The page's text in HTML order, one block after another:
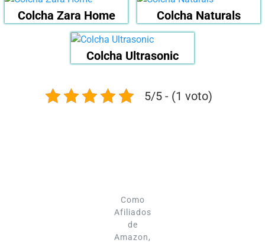
Colcha Zara Home Colcha Naturals
Colcha Ultrasonic
5/5 - (1 voto)
Como
Afiliados
de
Amazon,